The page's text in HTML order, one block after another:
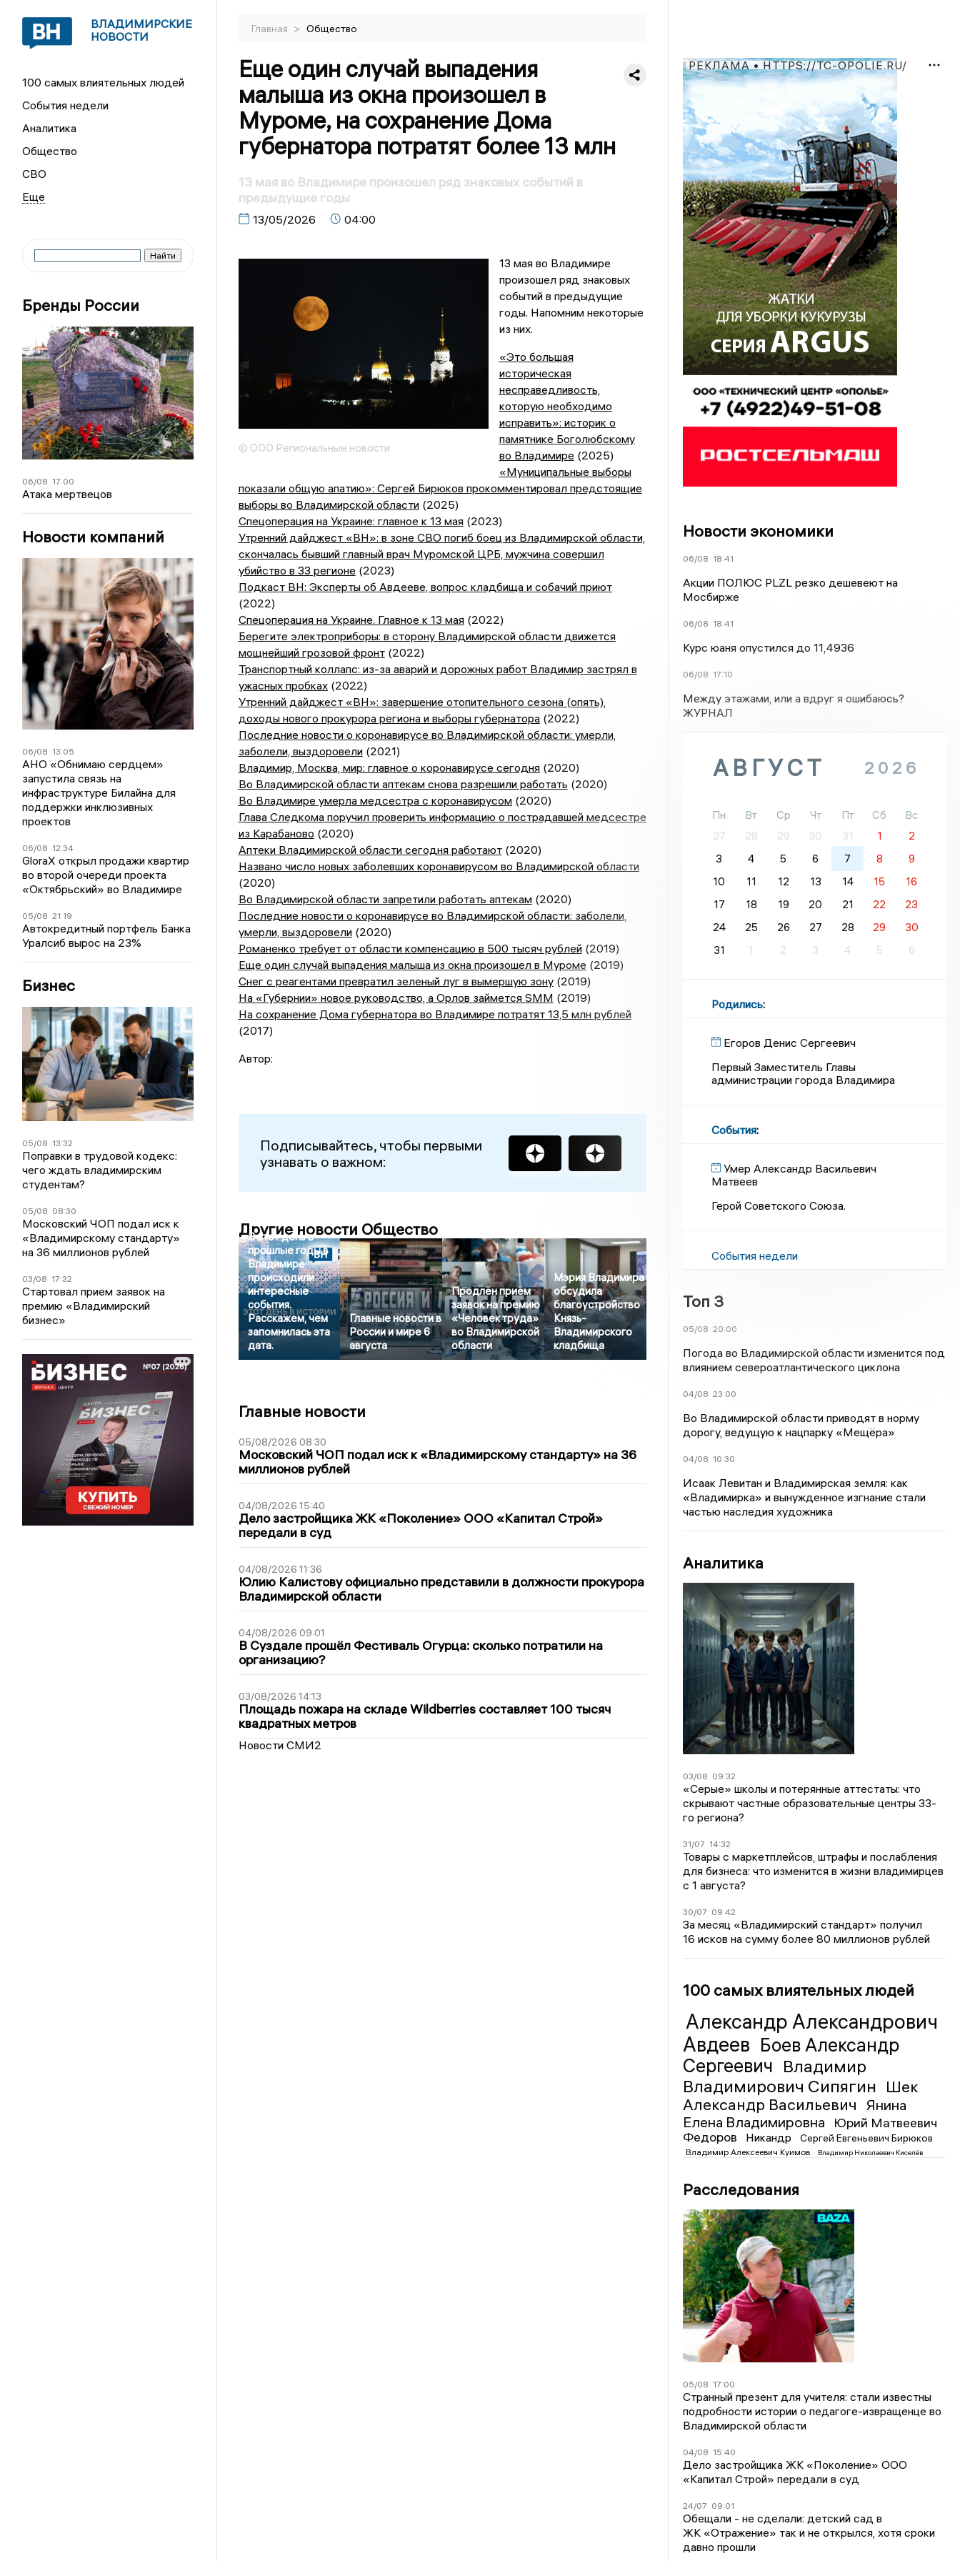
ВЛАДИМИРСКИЕ
НОВОСТИ
100 самых влиятельных людей
События недели
Аналитика
Общество
СВО
Бренды России
06/08 17:00
Атака мертвецов
Новости компаний
06/08 13:05
АНО «Обнимаю сердцем»
запустила связь на
инфраструктуре Билайна для
поддержки инклюзивных
проектов
06/08 12:34
GloraX открыл продажи квартир
во второй очереди проекта
«Октябрьский» во Владимире
05/08 21:19
Автокредитный портфель Банка
Уралсиб вырос на 23%
Бизнес
05/08 13:32
Поправки в трудовой кодекс:
чего ждать владимирским
студентам?
05/08 08:30
Московский ЧОП подал иск к
«Владимирскому стандарту»
на 36 миллионов рублей
03/08 17:32
Стартовал прием заявок на
премию «Владимирский
бизнес»
Главная > Общество
Еще один случай выпадения
малыша из окна произошел в
Муроме, на сохранение Дома
губернатора потратят более 13 млн
13 мая во Владимире произошел ряд знаковых событий в
предыдущие годы
13/05/2026 04:00
© ООО Региональные новости
13 мая во Владимире
произошел ряд знаковых
событий в предыдущие
годы. Напомним некоторые
из них.
«Это большая
историческая
несправедливость,
которую необходимо
исправить»: историк о
памятнике Боголюбскому
во Владимире (2025)
«Муниципальные выборы
показали общую апатию»: Сергей Бирюков прокомментировал предстоящие
выборы во Владимирской области(2025)
Спецоперация на Украине: главное к 13 мая(2023)
Утренний дайджест «ВН»: в зоне СВО погиб боец из Владимирской области,
скончалась бывший главный врач Муромской ЦРБ, мужчина совершил
убийство в 33 регионе (2023)
Подкаст ВН: Эксперты об Авдееве, вопрос кладбища и собачий приют
(2022)
Спецоперация на Украине. Главное к 13 мая(2022)
Берегите электроприборы: в сторону Владимирской области движется
мощнейший грозовой фронт(2022)
Транспортный коллапс: из-за аварий и дорожных работ Владимир застрял в
ужасных пробках(2022)
Утренний дайджест «ВН»: завершение отопительного сезона (опять),
доходы нового прокурора региона и выборы губернатора(2022)
Последние новости о коронавирусе во Владимирской области: умерли,
заболели, выздоровели(2021)
Владимир, Москва, мир: главное о коронавирусе сегодня(2020)
Во Владимирской области аптекам снова разрешили работать (2020)
Во Владимире умерла медсестра с коронавирусом(2020)
Глава Следкома поручил проверить информацию о пострадавшей медсестре
из Карабаново (2020)
Аптеки Владимирской области сегодня работают(2020)
Названо число новых заболевших коронавирусом во Владимирской области
(2020)
Во Владимирской области запретили работать аптекам(2020)
Последние новости о коронавирусе во Владимирской области: заболели,
умерли, выздоровели(2020)
Романенко требует от области компенсацию в 500 тысяч рублей(2019)
Еще один случай выпадения малыша из окна произошел в Муроме (2019)
Снег с реагентами превратил зеленый луг в вымершую зону(2019)
На «Губернии» новое руководство, а Орлов займется SMM (2019)
На сохранение Дома губернатора во Владимире потратят 13,5 млн рублей
(2017)
Автор:
Подписывайтесь, чтобы первыми
узнавать о важном:
Другие новости Общество
В этот день в
прошлые годы в
Владимире
происходили
интересные
события.
Расскажем, чем
запомнилась эта
дата.
Главные новости в
России и мире 6
августа
Продлён приём
заявок на премию
«Человек труда»
во Владимирской
области
Мэрия Владимира
обсудила
благоустройство
Князь-
Владимирского
кладбища
Главные новости
05/08/2026 08:30
Московский ЧОП подал иск к «Владимирскому стандарту» на 36
миллионов рублей
04/08/2026 15:40
Дело застройщика ЖК «Поколение» ООО «Капитал Строй»
передали в суд
04/08/2026 11:36
Юлию Калистову официально представили в должности прокурора
Владимирской области
04/08/2026 09:01
В Суздале прошёл Фестиваль Огурца: сколько потратили на
организацию?
03/08/2026 14:13
Площадь пожара на складе Wildberries составляет 100 тысяч
квадратных метров
Новости СМИ2
РЕКЛАМА • HTTPS://TC-OPOLIE.RU/
Новости экономики
06/08 18:41
Акции ПОЛЮС PLZL резко дешевеют на
Мосбирже
06/08 18:41
Курс юаня опустился до 11,4936
06/08 17:10
Между этажами, или а вдруг я ошибаюсь?
ЖУРНАЛ
АВГУСТ 2026
Пн Вт Ср Чт Пт Сб
Вс
27
28 29 30 31 1
2
3
4 5 6 7 8
9
10
11 12 13 14 15
16
17
18 19 20 21 22
23
24
25 26 27 28 29
30
31
1 2 3 4 5 6
Родились:
Егоров Денис Сергеевич
Первый Заместитель Главы
администрации города Владимира
События:
Умер Александр Васильевич
Матвеев
Герой Советского Союза.
События недели
Топ 3
05/08 20:00
Погода во Владимирской области изменится под
влиянием североатлантического циклона
04/08 23:00
Во Владимирской области приводят в норму
дорогу, ведущую к нацпарку «Мещёра»
04/08 10:30
Исаак Левитан и Владимирская земля: как
«Владимирка» и вынужденное изгнание стали
частью наследия художника
Аналитика
03/08 09:32
«Серые» школы и потерянные аттестаты: что
скрывают частные образовательные центры 33-
го региона?
31/07 14:32
Товары с маркетплейсов, штрафы и послабления
для бизнеса: что изменится в жизни владимирцев
с 1 августа?
30/07 09:42
За месяц «Владимирский стандарт» получил
16 исков на сумму более 80 миллионов рублей
100 самых влиятельных людей
Александр Александрович
Авдеев Боев Александр
Сергеевич Владимир
Владимирович Сипягин Шек
Александр Васильевич
Янина
Елена Владимировна
Юрий Матвеевич
Федоров
Никандр Сергей Евгеньевич Бирюков
Владимир Алексеевич Куимов Владимир Николаевич Киселёв
Расследования
05/08 17:00
Странный презент для учителя: стали известны
подробности истории о педагоге-извращенце во
Владимирской области
04/08 15:40
Дело застройщика ЖК «Поколение» ООО
«Капитал Строй» передали в суд
24/07 09:01
Обещали - не сделали: детский сад в
ЖК «Отражение» так и не открылся, хотя сроки
давно прошли